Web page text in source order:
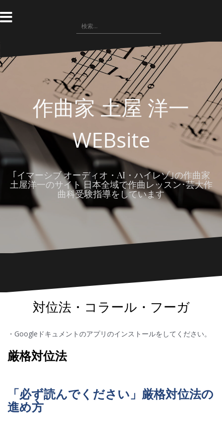
ン
へ
ス
検
索
作曲家 土屋 洋一
WEBsite
｢イマーシブ オーディオ・AI・ハイレゾ｣の作曲家
土屋洋一のサイト 日本全域で作曲レッスン･芸大作
曲科受験指導をしています
対位法・コラール・フーガ
・Googleドキュメントのアプリのインストールをしてください。
厳格対位法
「必ず読んでください」厳格対位法の
進め方